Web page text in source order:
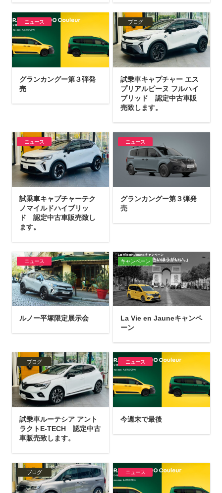
ニュース
グランカングー第３弾発
売
ブログ
試乗車キャプチャー エス
プリアルピーヌ フルハイ
ブリッド 認定中古車販
売致します。
ニュース
試乗車キャプチャーテク
ノマイルドハイブリッ
ド 認定中古車販売致し
ます。
ニュース
グランカングー第３弾発
売
ニュース
ルノー平塚限定展示会
キャンペーン
La Vie en Jauneキャンペ
ーン
ブログ
試乗車ルーテシア アント
ラクトE-TECH 認定中古
車販売致します。
ニュース
今週末で最後
ブログ ニュース